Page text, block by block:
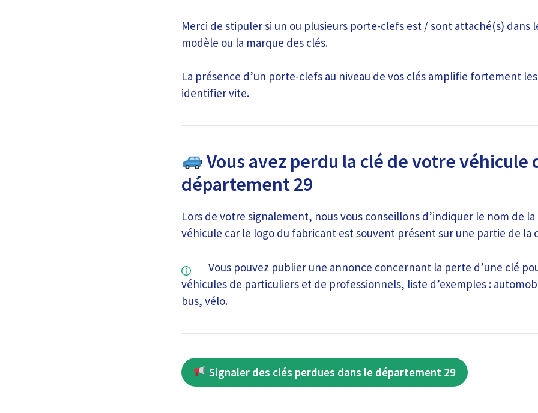
Merci de stipuler si un ou plusieurs porte-clefs est / sont attaché(s) dans
modèle ou la marque des clés.
La présence d’un porte-clefs au niveau de vos clés amplifie fortement
identifier vite.
Vous avez perdu la clé de votre véhicule
département 29
Lors de votre signalement, nous vous conseillons d’indiquer le nom de
véhicule car le logo du fabricant est souvent présent sur une partie de la
Vous pouvez publier une annonce concernant la perte d’une clé
véhicules de particuliers et de professionnels, liste d’exemples :
bus, vélo.
Signaler des clés perdues dans le département 29